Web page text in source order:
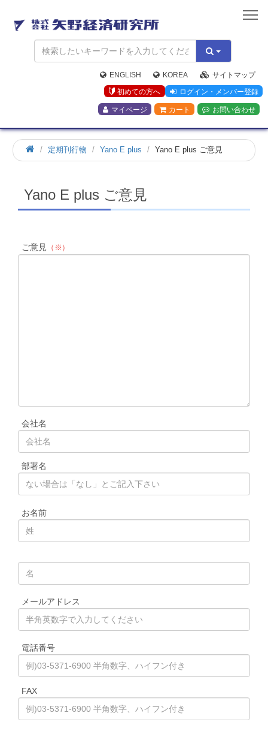
矢
野
経
済
研
究
所
ENGLISH KOREA
サイトマップ
初めての方へ
ログイン・メンバー登録
マイページ カート お問い合わせ
定期刊行物 Yano E plus Yano E plus ご意見
Yano E plus ご意見
ご意見 （※）
会社名
部署名
お名前
メールアドレス
電話番号
FAX